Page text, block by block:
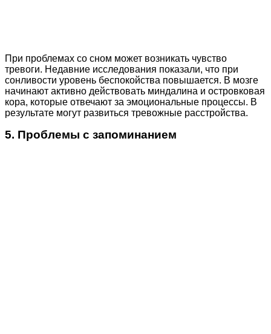
При проблемах со сном может возникать чувство
тревоги. Недавние исследования показали, что при
сонливости уровень беспокойства повышается. В мозге
начинают активно действовать миндалина и островковая
кора, которые отвечают за эмоциональные процессы. В
результате могут развиться тревожные расстройства.
5. Проблемы с запоминанием